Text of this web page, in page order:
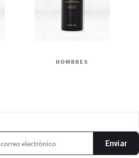
HOMBRES
Enviar